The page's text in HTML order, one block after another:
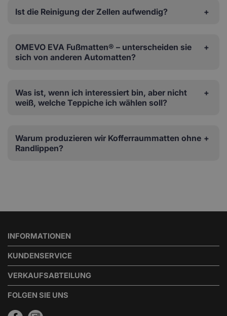
Ist die Reinigung der Zellen aufwendig?
OMEVO EVA Fußmatten® – unterscheiden sie
sich von anderen Automatten?
Was ist, wenn ich interessiert bin, aber nicht
weiß, welche Teppiche ich wählen soll?
Warum produzieren wir Kofferraummatten ohne
Randlippen?
INFORMATIONEN
KUNDENSERVICE
VERKAUFSABTEILUNG
FOLGEN SIE UNS